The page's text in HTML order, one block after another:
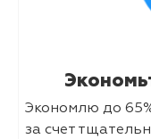
Экономлю до
за счет